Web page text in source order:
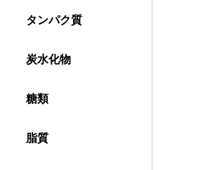
タンパク質
炭水化物
糖類
脂質